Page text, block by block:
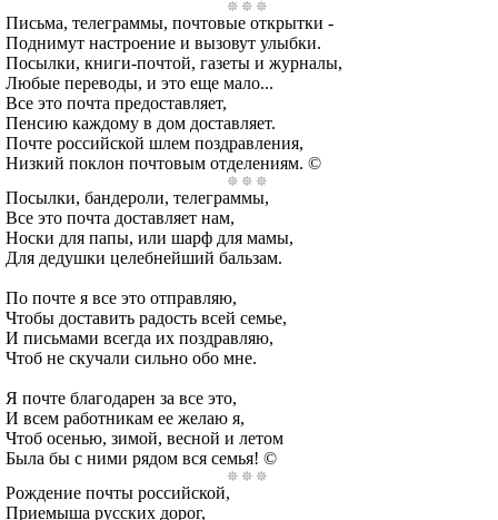
Письма, телеграммы, почтовые открытки -
Поднимут настроение и вызовут улыбки.
Посылки, книги-почтой, газеты и журналы,
Любые переводы, и это еще мало...
Все это почта предоставляет,
Пенсию каждому в дом доставляет.
Почте российской шлем поздравления,
Низкий поклон почтовым отделениям. ©
Посылки, бандероли, телеграммы,
Все это почта доставляет нам,
Носки для папы, или шарф для мамы,
Для дедушки целебнейший бальзам.
По почте я все это отправляю,
Чтобы доставить радость всей семье,
И письмами всегда их поздравляю,
Чтоб не скучали сильно обо мне.
Я почте благодарен за все это,
И всем работникам ее желаю я,
Чтоб осенью, зимой, весной и летом
Была бы с ними рядом вся семья! ©
Рождение почты российской,
Приемыша русских дорог,